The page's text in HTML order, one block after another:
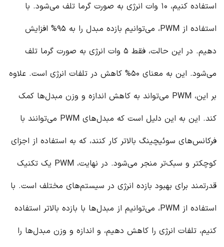
استفاده کنیم، ۱۰ وات انرژی به صورت گرما تلف می‌شود. با
استفاده از PWM، می‌توانیم بازده مبدل را به ۹۵% افزایش
دهیم. در این حالت، فقط ۵ وات انرژی به صورت گرما تلف
می‌شود. این به معنای ۵۰% کاهش در تلفات انرژی است. علاوه
بر این، PWM می‌تواند به کاهش اندازه و وزن مبدل‌ها کمک
کند. این به این دلیل است که مبدل‌های PWM می‌توانند با
فرکانس‌های سوئیچینگ بالاتر کار کنند، که به استفاده از اجزای
کوچکتر و سبک‌تر منجر می‌شود. در نهایت، PWM یک تکنیک
قدرتمند برای بهبود بازده انرژی در سیستم‌های مختلف است. با
استفاده از PWM، می‌توانیم از مبدل‌ها با بازده بالاتر استفاده
کنیم، تلفات انرژی را کاهش دهیم، و اندازه و وزن مبدل‌ها را